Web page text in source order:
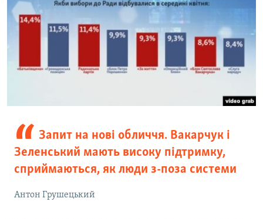
Запит на нові обличчя. Вакарчук і
Зеленський мають високу підтримку,
сприймаються, як люди з-поза системи
Антон Грушецький